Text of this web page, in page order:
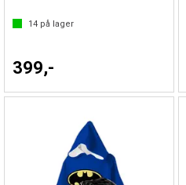
14 på lager
399,-